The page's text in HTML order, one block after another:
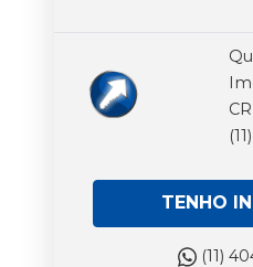
(11)